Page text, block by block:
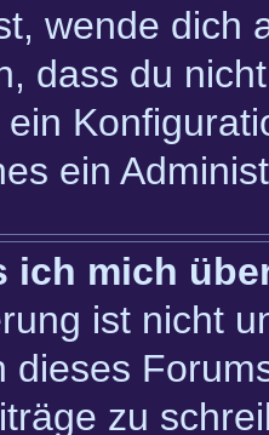
wende dich
dass du
ein
ich mich
ist nicht
dieses
zu